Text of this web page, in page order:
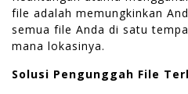
file adalah memungkinkan
semua file Anda di satu
mana lokasinya.
Solusi Pengunggah File